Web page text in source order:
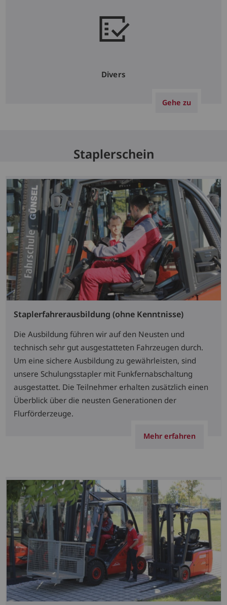
Divers
Gehe zu
Staplerschein
Staplerfahrerausbildung (ohne Kenntnisse)
Die Ausbildung führen wir auf den Neusten und
technisch sehr gut ausgestatteten Fahrzeugen durch.
Um eine sichere Ausbildung zu gewährleisten, sind
unsere Schulungsstapler mit Funkfernabschaltung
ausgestattet. Die Teilnehmer erhalten zusätzlich einen
Überblick über die neusten Generationen der
Flurförderzeuge.
Mehr erfahren